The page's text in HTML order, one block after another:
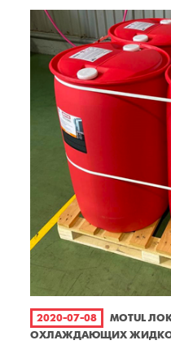
2020-07-08
MOTUL
ОХЛАЖДАЮЩИХ